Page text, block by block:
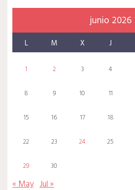
junio 2026
L M X J
1 2 3 4
8 9 10 11
15 16 17 18
22 23 24 25
29 30
« May Jul »